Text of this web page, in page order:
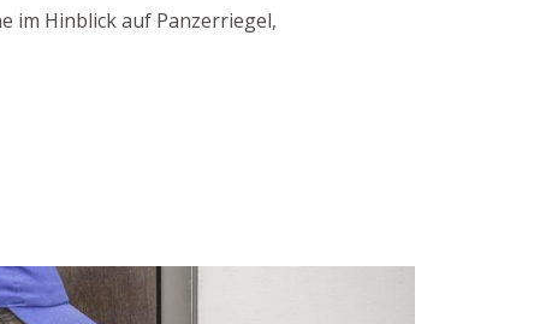
im Hinblick auf Panzerriegel,